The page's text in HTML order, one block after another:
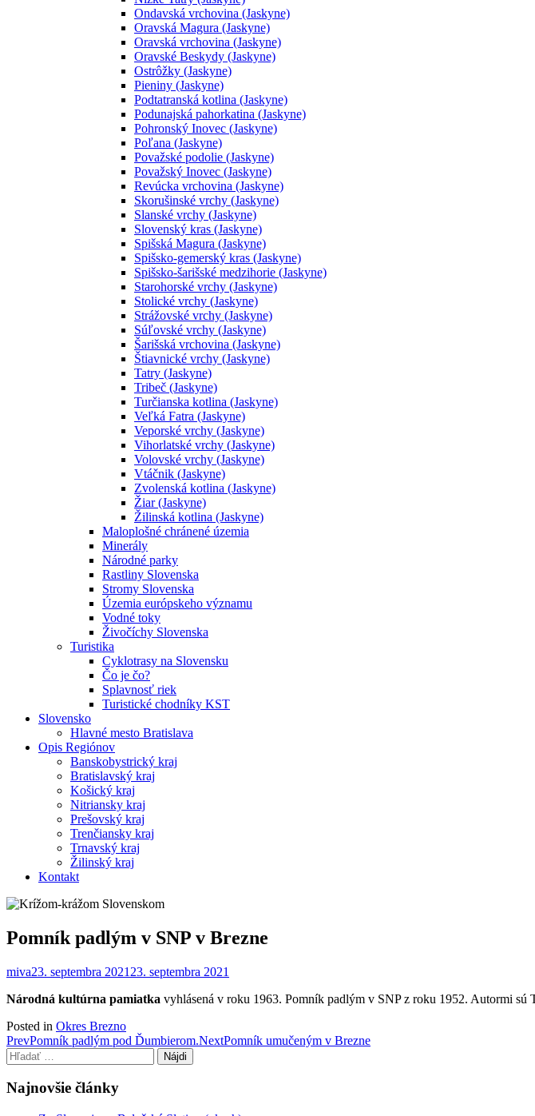
Ondavská vrchovina (Jaskyne)
Oravská Magura (Jaskyne)
Oravská vrchovina (Jaskyne)
Oravské Beskydy (Jaskyne)
Ostrôžky (Jaskyne)
Pieniny (Jaskyne)
Podtatranská kotlina (Jaskyne)
Podunajská pahorkatina (Jaskyne)
Pohronský Inovec (Jaskyne)
Poľana (Jaskyne)
Považské podolie (Jaskyne)
Považský Inovec (Jaskyne)
Revúcka vrchovina (Jaskyne)
Skorušinské vrchy (Jaskyne)
Slanské vrchy (Jaskyne)
Slovenský kras (Jaskyne)
Spišská Magura (Jaskyne)
Spišsko-gemerský kras (Jaskyne)
Spišsko-šarišské medzihorie (Jaskyne)
Starohorské vrchy (Jaskyne)
Stolické vrchy (Jaskyne)
Strážovské vrchy (Jaskyne)
Súľovské vrchy (Jaskyne)
Šarišská vrchovina (Jaskyne)
Štiavnické vrchy (Jaskyne)
Tatry (Jaskyne)
Tribeč (Jaskyne)
Turčianska kotlina (Jaskyne)
Veľká Fatra (Jaskyne)
Veporské vrchy (Jaskyne)
Vihorlatské vrchy (Jaskyne)
Volovské vrchy (Jaskyne)
Vtáčnik (Jaskyne)
Zvolenská kotlina (Jaskyne)
Žiar (Jaskyne)
Žilinská kotlina (Jaskyne)
Maloplošné chránené územia
Minerály
Národné parky
Rastliny Slovenska
Stromy Slovenska
Územia európskeho významu
Vodné toky
Živočíchy Slovenska
Turistika
Cyklotrasy na Slovensku
Čo je čo?
Splavnosť riek
Turistické chodníky KST
Slovensko
Hlavné mesto Bratislava
Opis Regiónov
Banskobystrický kraj
Bratislavský kraj
Košický kraj
Nitriansky kraj
Prešovský kraj
Trenčiansky kraj
Trnavský kraj
Žilinský kraj
Kontakt
Pomník padlým v SNP v Brezne
miva23. septembra 2021 23. septembra 2021
Národná kultúrna pamiatka vyhlásená v roku 1963. Pomník padlým v SNP z roku 1952. Autormi sú
Posted in Okres Brezno
Post
navigation
PrevPomník padlým pod Ďumbierom.NextPomník umučeným v Brezne
Hľadať:
Najnovšie články